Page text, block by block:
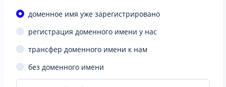
доменное имя уже зарегистрировано
регистрация доменного имени у нас
трансфер доменного имени к нам
без доменного имени